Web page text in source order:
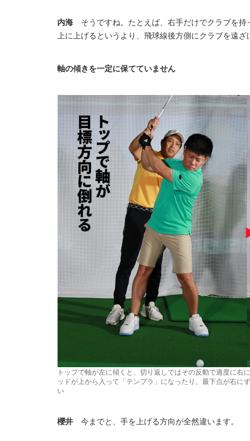
内海 そうですね。たとえば、右手だけでクラブを
上に上げるというより、飛球線後方側にクラブを遠ざ
軸の傾きを一定に保てていません
トップで軸が左に傾くと、切り返しではその反動で過度に
ッドが上から入って「テンプラ」になったり、最下点が右に
い
櫻井 今までと、手を上げる方向が全然違います。